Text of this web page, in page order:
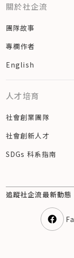
關於社企流
團隊故事
專欄作者
English
人才培育
社會創業團隊
社會創新人才
SDGs 科系指南
追蹤社企流最新動態